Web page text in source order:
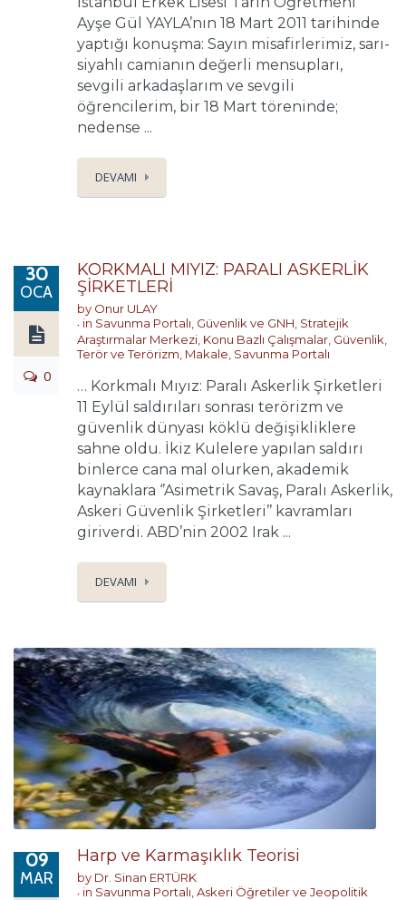
Ayşe Gül YAYLA’nın 18 Mart 2011 tarihinde
yaptığı konuşma: Sayın misafirlerimiz, sarı-
siyahlı camianın değerli mensupları,
sevgili arkadaşlarım ve sevgili
öğrencilerim, bir 18 Mart töreninde;
nedense ...
DEVAMI
30
OCA
0
KORKMALI MIYIZ: PARALI ASKERLİK
ŞİRKETLERİ
by Onur ULAY
in Savunma Portalı Güvenlik ve GNH Stratejik
Araştırmalar Merkezi Konu Bazlı Çalışmalar Güvenlik,
Terör ve Terörizm Makale Savunma Portalı
… Korkmalı Mıyız: Paralı Askerlik Şirketleri
11 Eylül saldırıları sonrası terörizm ve
güvenlik dünyası köklü değişikliklere
sahne oldu. İkiz Kulelere yapılan saldırı
binlerce cana mal olurken, akademik
kaynaklara ‘’Asimetrik Savaş, Paralı Askerlik,
Askeri Güvenlik Şirketleri’’ kavramları
giriverdi. ABD’nin 2002 Irak ...
DEVAMI
09
MAR
Harp ve Karmaşıklık Teorisi
by Dr. Sinan ERTÜRK
in Savunma Portalı Askeri Öğretiler ve Jeopolitik